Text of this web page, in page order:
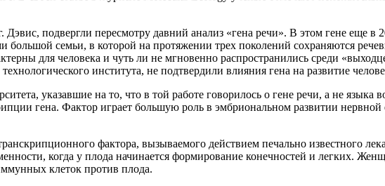
подвергли пересмотру давний анализ «гена речи». В этом гене еще в
семьи, в которой на протяжении трех поколений сохраняются
для человека и чуть ли не мгновенно распространились среди
института, не подтвердили влияния гена на развитие
указавшие на то, что в той работе говорилось о гене речи, а не
гена. Фактор играет большую роль в эмбриональном развитии нервной
фактора, вызываемого действием печально известного
когда у плода начинается формирование конечностей и легких.
клеток против плода.